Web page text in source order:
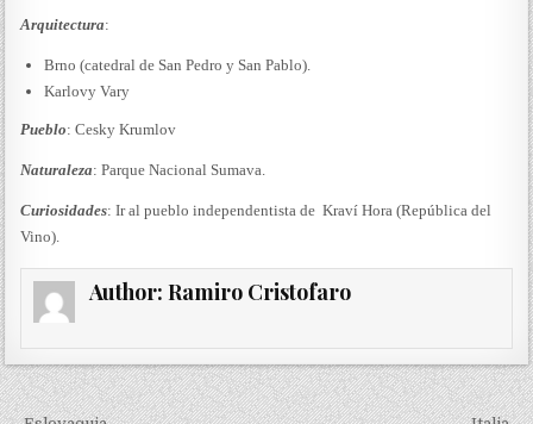
Arquitectura:
Brno (catedral de San Pedro y San Pablo).
Karlovy Vary
Pueblo: Cesky Krumlov
Naturaleza: Parque Nacional Sumava.
Curiosidades: Ir al pueblo independentista de Kraví Hora (República del
Vino).
Author:Ramiro Cristofaro